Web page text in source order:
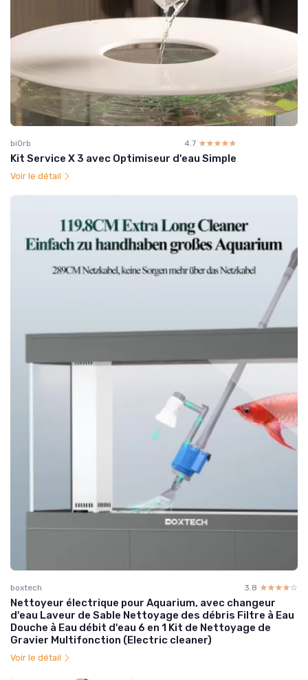
biOrb 4.7 ☆☆☆☆☆
★★★★★
Kit Service X 3 avec Optimiseur d'eau Simple
Voir le détail
boxtech 3.8 ☆☆☆☆☆
★★★★★
Nettoyeur électrique pour Aquarium, avec changeur
d'eau Laveur de Sable Nettoyage des débris Filtre à Eau
Douche à Eau débit d'eau 6 en 1 Kit de Nettoyage de
Gravier Multifonction (Electric cleaner)
Voir le détail